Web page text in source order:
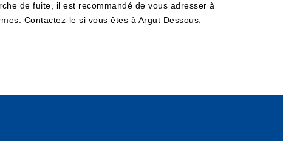
de fuite, il est recommandé de vous adresser à
Contactez-le si vous êtes à Argut Dessous.